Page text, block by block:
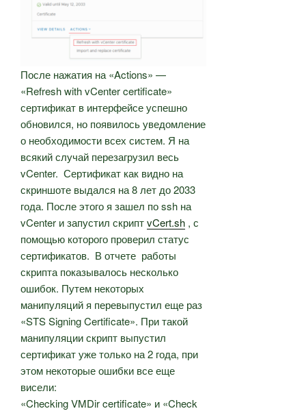
После нажатия на «Actions» —
«Refresh with vCenter certificate»
сертификат в интерфейсе успешно
обновился, но появилось уведомление
о необходимости всех систем. Я на
всякий случай перезагрузил весь
vCenter. Сертификат как видно на
скриншоте выдался на 8 лет до 2033
года. После этого я зашел по ssh на
vCenter и запустил скриптvCert.sh , с
помощью которого проверил статус
сертификатов. В отчете работы
скрипта показывалось несколько
ошибок. Путем некоторых
манипуляций я перевыпустил еще раз
«STS Signing Certificate». При такой
манипуляции скрипт выпустил
сертификат уже только на 2 года, при
этом некоторые ошибки все еще
висели:
«Checking VMDir certificate» и «Check